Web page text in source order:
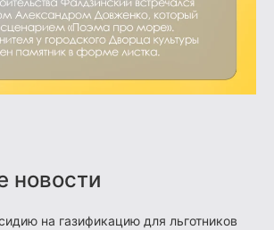
новости
на газификацию для льготников